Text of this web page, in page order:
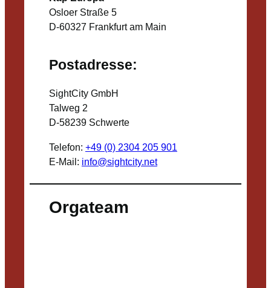
Osloer Straße 5
D-60327 Frankfurt am Main
Postadresse:
SightCity GmbH
Talweg 2
D-58239 Schwerte
Telefon: +49 (0) 2304 205 901
E-Mail: info@sightcity.net
Orgateam